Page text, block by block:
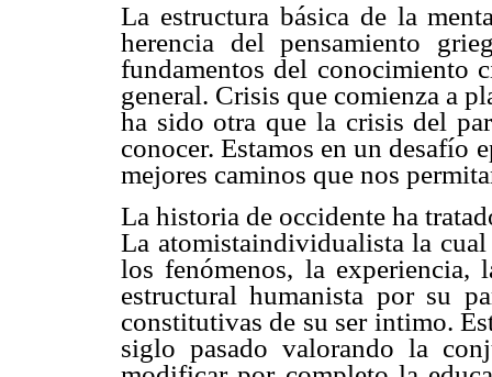
La estructura básica de la
herencia del pensamiento
fundamentos del conocimiento
general. Crisis que comienza a
ha sido otra que la crisis del
conocer. Estamos en un desafío
mejores caminos que nos
La historia de occidente ha
La atomistaindividualista la
los fenómenos, la experiencia,
estructural humanista por su
constitutivas de su ser intimo.
siglo pasado valorando la